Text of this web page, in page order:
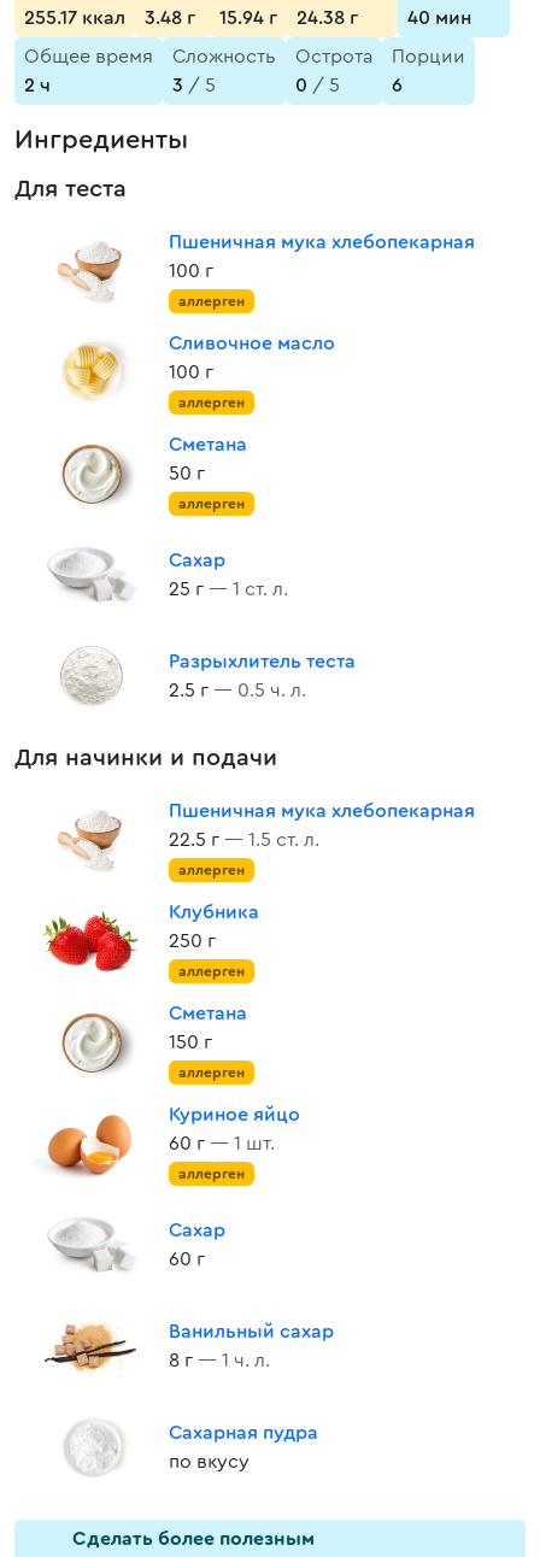
255.17 ккал
3.48 г
15.94 г
24.38 г
40 мин
Общее время
2 ч
Сложность
3 / 5
Острота
0 / 5
Порции
6
Ингредиенты
Для теста
Пшеничная мука хлебопекарная
100 г
аллерген
Сливочное масло
100 г
аллерген
Сметана
50 г
аллерген
Сахар
25 г — 1 ст. л.
Разрыхлитель теста
2.5 г — 0.5 ч. л.
Для начинки и подачи
Пшеничная мука хлебопекарная
22.5 г — 1.5 ст. л.
аллерген
Клубника
250 г
аллерген
Сметана
150 г
аллерген
Куриное яйцо
60 г — 1 шт.
аллерген
Сахар
60 г
Ванильный сахар
8 г — 1 ч. л.
Сахарная пудра
по вкусу
Cделать более полезным